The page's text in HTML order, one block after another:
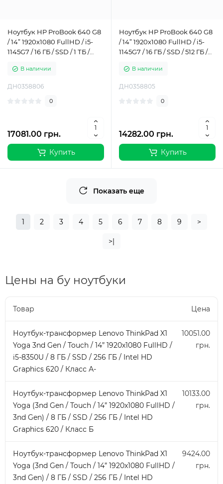
Ноутбук HP ProBook 640 G8
/ 14” 1920x1080 FullHD / i5-
1145G7 / 16 ГБ / SSD / 1 ТБ /
В наличии
ДН0358806
0
17081.00 грн.
Купить
Ноутбук HP ProBook 640 G8
/ 14” 1920x1080 FullHD / i5-
1145G7 / 16 ГБ / SSD / 512 ГБ /
В наличии
ДН0358805
0
14282.00 грн.
Купить
Показать еще
1 2 3 4 5 6 7 8 9 >
>|
Цены на бу ноутбуки
Товар Цена
Ноутбук-трансформер Lenovo ThinkPad X1
Yoga 3nd Gen / Touch / 14” 1920x1080 FullHD /
i5-8350U / 8 ГБ / SSD / 256 ГБ / Intel HD
Graphics 620 / Класс А-
10051.00
грн.
Ноутбук-трансформер Lenovo ThinkPad X1
Yoga (3nd Gen / Touch / 14” 1920x1080 FullHD /
3nd Gen) / 8 ГБ / SSD / 256 ГБ / Intel HD
Graphics 620 / Класс Б
10133.00
грн.
Ноутбук-трансформер Lenovo ThinkPad X1
Yoga (3nd Gen / Touch / 14” 1920x1080 FullHD /
3nd Gen) / 8 ГБ / SSD / 256 ГБ / Intel HD
9424.00
грн.